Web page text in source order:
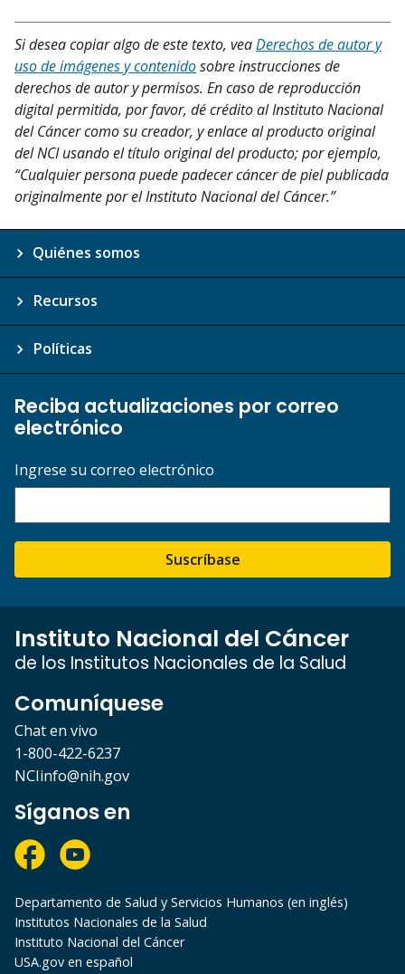
Si desea copiar algo de este texto, veaDerechos de autor y
uso de imágenes y contenidosobre instrucciones de
derechos de autor y permisos. En caso de reproducción
digital permitida, por favor, dé crédito al Instituto Nacional
del Cáncer como su creador, y enlace al producto original
del NCI usando el título original del producto; por ejemplo,
“Cualquier persona puede padecer cáncer de piel publicada
originalmente por el Instituto Nacional del Cáncer.”
Quiénes somos
Recursos
Políticas
Reciba actualizaciones por correo
electrónico
Ingrese su correo electrónico
Suscríbase
Instituto Nacional del Cáncer
de los Institutos Nacionales de la Salud
Comuníquese
Chat en vivo
1-800-422-6237
NCIinfo@nih.gov
Síganos en
Departamento de Salud y Servicios Humanos (en inglés)
Institutos Nacionales de la Salud
Instituto Nacional del Cáncer
USA.gov en español